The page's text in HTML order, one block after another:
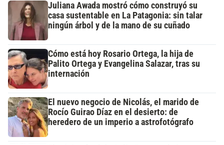
Juliana Awada mostró cómo construyó su
casa sustentable en La Patagonia: sin talar
ningún árbol y de la mano de su cuñado
Cómo está hoy Rosario Ortega, la hija de
Palito Ortega y Evangelina Salazar, tras su
internación
El nuevo negocio de Nicolás, el marido de
Rocío Guirao Díaz en el desierto: de
heredero de un imperio a astrofotógrafo